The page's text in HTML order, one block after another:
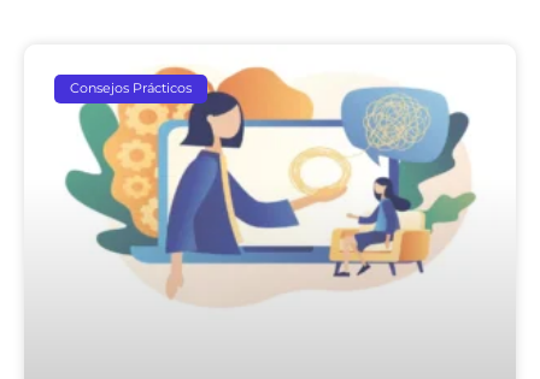
Consejos Prácticos